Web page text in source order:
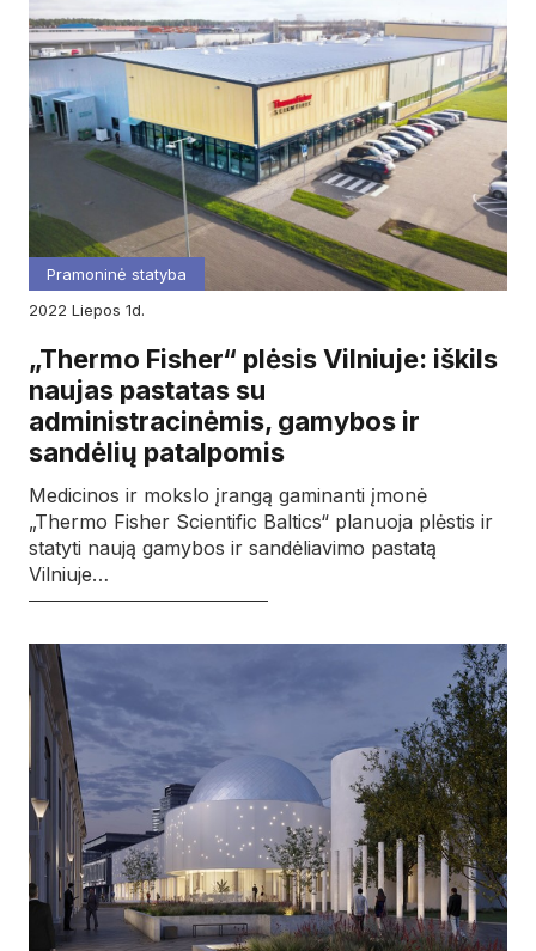
Pramoninė statyba
2022
liepos 1d.
„Thermo Fisher“ plėsis Vilniuje: iškils
naujas pastatas su
administracinėmis, gamybos ir
sandėlių patalpomis
Medicinos ir mokslo įrangą gaminanti įmonė
„Thermo Fisher Scientific Baltics“ planuoja plėstis ir
statyti naują gamybos ir sandėliavimo pastatą
Vilniuje…